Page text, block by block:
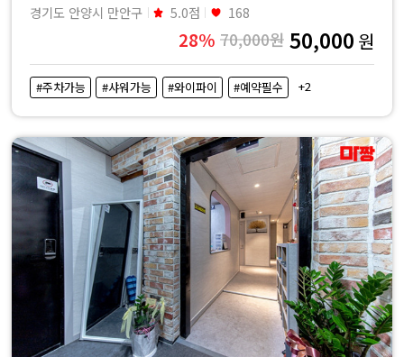
경기도 안양시 만안구 5.0점 168
28% 70,000원 50,000 원
#주차가능 #샤워가능 #와이파이 #예약필수 +2